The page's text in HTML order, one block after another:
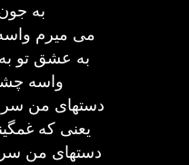
به
می میرم
به عشق تو
واسه
دستهای من
یعنی که
دستهای من